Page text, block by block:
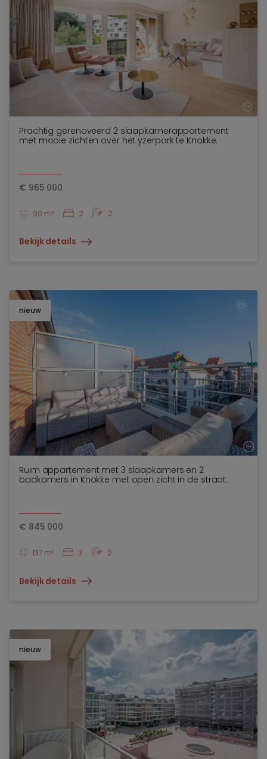
Prachtig gerenoveerd 2 slaapkamerappartement
met mooie zichten over het yzerpark te Knokke.
€ 965 000
90 m² 2 2
Bekijk details
nieuw
Ruim appartement met 3 slaapkamers en 2
badkamers in Knokke met open zicht in de straat.
€ 845 000
137 m² 3 2
Bekijk details
nieuw